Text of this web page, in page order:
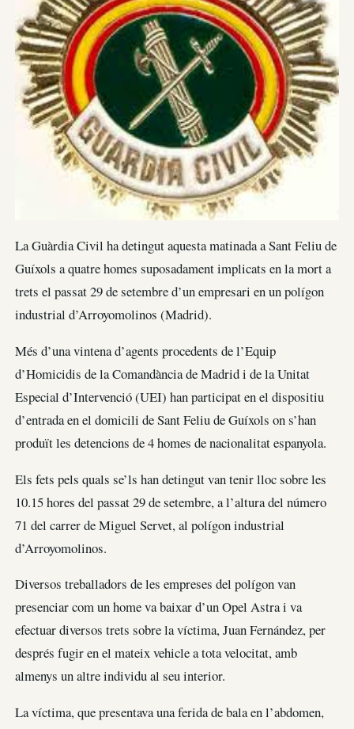
La Guàrdia Civil ha detingut aquesta matinada a Sant Feliu de
Guíxols a quatre homes suposadament implicats en la mort a
trets el passat 29 de setembre d’un empresari en un polígon
industrial d’Arroyomolinos (Madrid).
Més d’una vintena d’agents procedents de l’Equip
d’Homicidis de la Comandància de Madrid i de la Unitat
Especial d’Intervenció (UEI) han participat en el dispositiu
d’entrada en el domicili de Sant Feliu de Guíxols on s’han
produït les detencions de 4 homes de nacionalitat espanyola.
Els fets pels quals se’ls han detingut van tenir lloc sobre les
10.15 hores del passat 29 de setembre, a l’altura del número
71 del carrer de Miguel Servet, al polígon industrial
d’Arroyomolinos.
Diversos treballadors de les empreses del polígon van
presenciar com un home va baixar d’un Opel Astra i va
efectuar diversos trets sobre la víctima, Juan Fernández, per
després fugir en el mateix vehicle a tota velocitat, amb
almenys un altre individu al seu interior.
La víctima, que presentava una ferida de bala en l’abdomen,